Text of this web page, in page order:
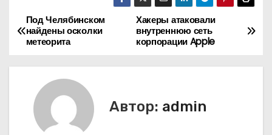
Н
а
Хакеры атаковали
внутреннюю сеть
корпорации Apple
Под Челябинском
найдены осколки
метеорита
Автор: admin